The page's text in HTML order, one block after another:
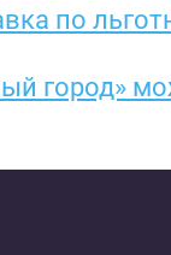
по
город»